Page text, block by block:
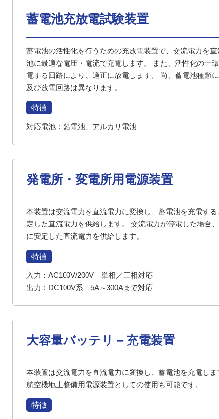
蓄電池充放電試験装置
蓄電池の活性化を行うための充放電装置で、交流電力を
池に最適な電圧・電流で充電します。 また、活性化の一
電する回路により、適正に放電します。 尚、蓄電池種類
及び放電回路は異なります。
特徴
対応電池：鉛電池、アルカリ電池
発電所・変電所用電源装置
本装置は交流電力を直流電力に変換し、蓄電池を充電す
定した直流電力を供給します。 交流電力が停電した場合
に安定した直流電力を供給します。
特徴
入力：AC100V/200V 単相／三相対応
出力：DC100V系 5A～300Aまで対応
大容量バッテリ－充電装置
本装置は交流電力を直流電力に変換し、蓄電池を充電し
航空機地上整備用電源装置としての使用も可能です。
特徴